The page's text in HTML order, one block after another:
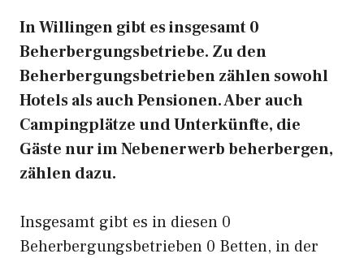
In Willingen gibt es insgesamt 0
Beherbergungsbetriebe. Zu den
Beherbergungsbetrieben zählen sowohl
Hotels als auch Pensionen. Aber auch
Campingplätze und Unterkünfte, die
Gäste nur im Nebenerwerb beherbergen,
zählen dazu.
Insgesamt gibt es in diesen 0
Beherbergungsbetrieben 0 Betten, in der